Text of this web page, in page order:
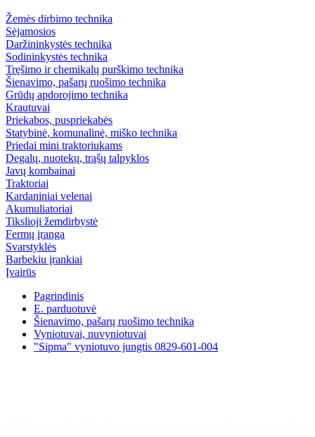
Žemės dirbimo technika
Sėjamosios
Daržininkystės technika
Sodininkystės technika
Tręšimo ir chemikalų purškimo technika
Šienavimo, pašarų ruošimo technika
Grūdų apdorojimo technika
Krautuvai
Priekabos, puspriekabės
Statybinė, komunalinė, miško technika
Priedai mini traktoriukams
Degalų, nuotekų, trąšų talpyklos
Javų kombainai
Traktoriai
Kardaniniai velenai
Akumuliatoriai
Tikslioji žemdirbystė
Fermų įranga
Svarstyklės
Barbekiu įrankiai
Įvairūs
Pagrindinis
E. parduotuvė
Šienavimo, pašarų ruošimo technika
Vyniotuvai, nuvyniotuvai
"Sipma" vyniotuvo jungtis 0829-601-004